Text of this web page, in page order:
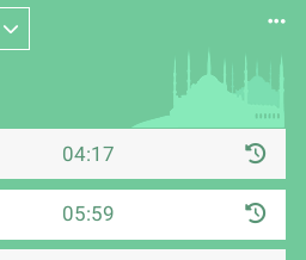
04:17
05:59